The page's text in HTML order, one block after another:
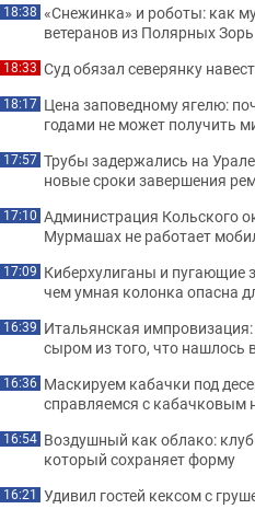
18:38 «Снежинка» и роботы: как
ветеранов из Полярных Зорь
18:33 Суд обязал северянку
18:17 Цена заповедному ягелю:
годами не может получить
17:57 Трубы задержались на
новые сроки завершения
17:10 Администрация Кольского
Мурмашах не работает
17:09 Киберхулиганы и пугающие
чем умная колонка опасна
16:39 Итальянская
сыром из того, что нашлось
16:36 Маскируем кабачки под
справляемся с кабачковым
16:54 Воздушный как облако:
который сохраняет форму
16:21 Удивил гостей кексом с